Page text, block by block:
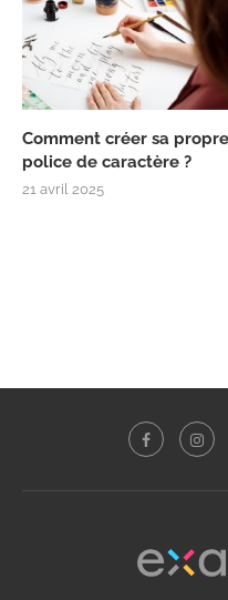
Comment créer sa propre
police de caractère ?
21 avril 2025